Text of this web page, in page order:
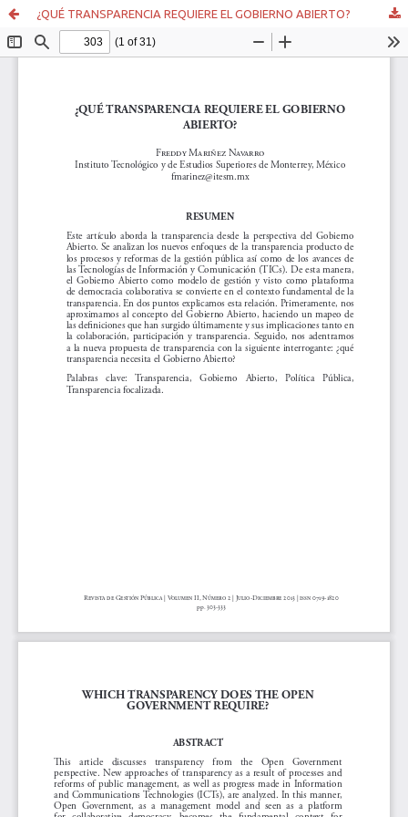
¿QUÉ TRANSPARENCIA REQUIERE EL GOBIERNO ABIERTO?